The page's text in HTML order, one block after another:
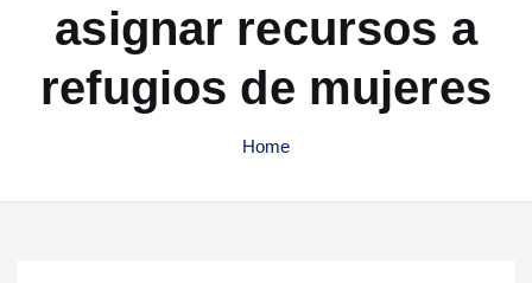
asignar recursos a
refugios de mujeres
Home